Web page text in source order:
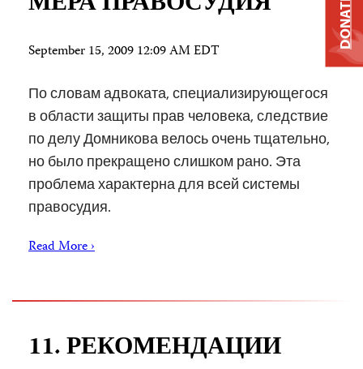
September 15, 2009 12:09 AM EDT
По словам адвоката, специализирующегося
в области защиты прав человека, следствие
по делу Домникова велось очень тщательно,
но было прекращено слишком рано. Эта
проблема характерна для всей системы
правосудия.
Read More ›
11. РЕКОМЕНДАЦИИ
DONATE